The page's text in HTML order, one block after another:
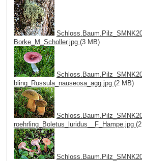
Borke_M_Scholler.jpg (3 MB)
bling_Russula_nauseosa_agg.jpg (2 MB)
roehrling_Boletus_luridus__F_Hampe.jpg